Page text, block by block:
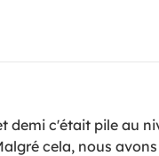
demi c'était pile au
cela, nous